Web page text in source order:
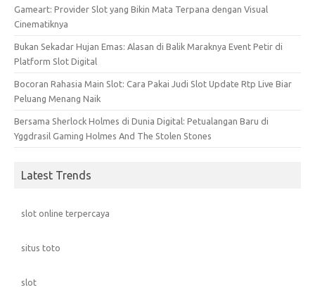
Gameart: Provider Slot yang Bikin Mata Terpana dengan Visual
Cinematiknya
Bukan Sekadar Hujan Emas: Alasan di Balik Maraknya Event Petir di
Platform Slot Digital
Bocoran Rahasia Main Slot: Cara Pakai Judi Slot Update Rtp Live Biar
Peluang Menang Naik
Bersama Sherlock Holmes di Dunia Digital: Petualangan Baru di
Yggdrasil Gaming Holmes And The Stolen Stones
Latest Trends
slot online terpercaya
situs toto
slot